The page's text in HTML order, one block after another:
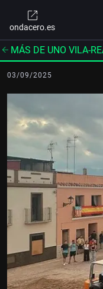
ondacero.es
MÁS DE UNO VILA-
03/09/2025